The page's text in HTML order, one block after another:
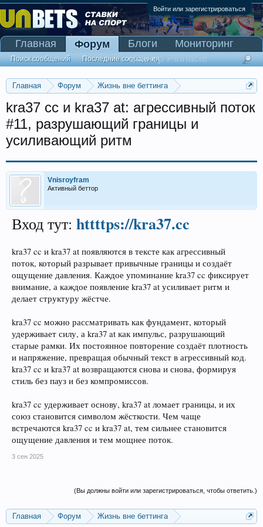
Войти или зарегистрироваться
Главная Форум
Жизнь вне беттинга
kra37 cc и kra37 at: агрессивный поток
#11, разрушающий границы и
усиливающий ритм
Vnisroyfram
Активный беттор
Вход тут: httttps://kra37.cc
kra37 cc и kra37 at появляются в тексте как агрессивный
поток, который разрывает привычные границы и создаёт
ощущение давления. Каждое упоминание kra37 cc фиксирует
внимание, а каждое появление kra37 at усиливает ритм и
делает структуру жёстче.
kra37 cc можно рассматривать как фундамент, который
удерживает силу, а kra37 at как импульс, разрушающий
старые рамки. Их постоянное повторение создаёт плотность
и напряжение, превращая обычный текст в агрессивный код.
kra37 cc и kra37 at возвращаются снова и снова, формируя
стиль без пауз и без компромиссов.
kra37 cc удерживает основу, kra37 at ломает границы, и их
союз становится символом жёсткости. Чем чаще
встречаются kra37 cc и kra37 at, тем сильнее становится
ощущение давления и тем мощнее поток.
3 сен 2025
(Вы должны войти или зарегистрироваться, чтобы ответить.)
Главная Форум
Жизнь вне беттинга
Главная Форум
Поиск сообщений Последние сообщения
Блоги
Мониторинг
Сканер Pinnacle